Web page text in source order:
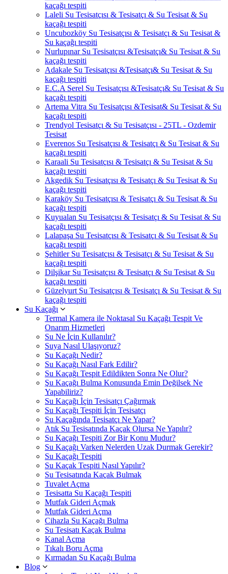
kaçağı tespiti
Laleli Su Tesisatçısı & Tesisatçı & Su Tesisat & Su
kaçağı tespiti
Uncubozköy Su Tesisatçısı & Tesisatçı & Su Tesisat &
Su kaçağı tespiti
Nurlupınar Su Tesisatçısı &Tesisatçı& Su Tesisat & Su
kaçağı tespiti
Adakale Su Tesisatçısı &Tesisatçı& Su Tesisat & Su
kaçağı tespiti
E.C.A Serel Su Tesisatçısı &Tesisatçı& Su Tesisat & Su
kaçağı tespiti
Artema Vitra Su Tesisatçısı &Tesisat& Su Tesisat & Su
kaçağı tespiti
Trendyol Tesisatçı & Su Tesisatçısı - 25TL - Ozdemir
Tesisat
Everenos Su Tesisatçısı & Tesisatçı & Su Tesisat & Su
kaçağı tespiti
Karaali Su Tesisatçısı & Tesisatçı & Su Tesisat & Su
kaçağı tespiti
Akgedik Su Tesisatçısı & Tesisatçı & Su Tesisat & Su
kaçağı tespiti
Karaköy Su Tesisatçısı & Tesisatçı & Su Tesisat & Su
kaçağı tespiti
Kuyualan Su Tesisatçısı & Tesisatçı & Su Tesisat & Su
kaçağı tespiti
Lalapaşa Su Tesisatçısı & Tesisatçı & Su Tesisat & Su
kaçağı tespiti
Şehitler Su Tesisatçısı & Tesisatçı & Su Tesisat & Su
kaçağı tespiti
Dilşikar Su Tesisatçısı & Tesisatçı & Su Tesisat & Su
kaçağı tespiti
Güzelyurt Su Tesisatçısı & Tesisatçı & Su Tesisat & Su
kaçağı tespiti
Su Kaçağı
Termal Kamera ile Noktasal Su Kaçağı Tespit Ve
Onarım Hizmetleri
Su Ne İçin Kullanılır?
Suya Nasıl Ulaşıyoruz?
Su Kaçağı Nedir?
Su Kaçağı Nasıl Fark Edilir?
Su Kaçağı Tespit Edildikten Sonra Ne Olur?
Şu Kaçağı Bulma Konusunda Emin Değilsek Ne
Yapabiliriz?
Su Kaçağı İçin Tesisatçı Çağırmak
Su Kaçağı Tespiti İçin Tesisatçı
Su Kaçağında Tesisatçı Ne Yapar?
Atık Su Tesisatında Kaçak Olursa Ne Yapılır?
Su Kaçağı Tespiti Zor Bir Konu Mudur?
Su Kaçağı Varken Nelerden Uzak Durmak Gerekir?
Su Kaçağı Tespiti
Su Kaçak Tespiti Nasıl Yapılır?
Su Tesisatında Kaçak Bulmak
Tuvalet Açma
Tesisatta Su Kaçağı Tespiti
Mutfak Gideri Açmak
Mutfak Gideri Açma
Cihazla Su Kaçağı Bulma
Su Tesisatı Kaçak Bulma
Kanal Açma
Tıkalı Boru Açma
Kırmadan Su Kaçağı Bulma
Blog